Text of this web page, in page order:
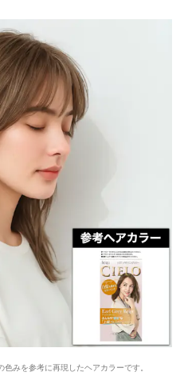
みを参考に再現したヘアカラーです。